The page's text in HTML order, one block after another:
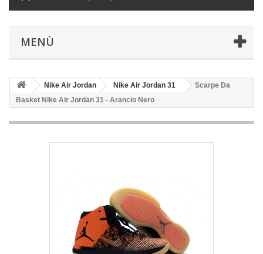
MENÙ
Nike Air Jordan Nike Air Jordan 31
Scarpe Da
Basket Nike Air Jordan 31 - Arancio Nero